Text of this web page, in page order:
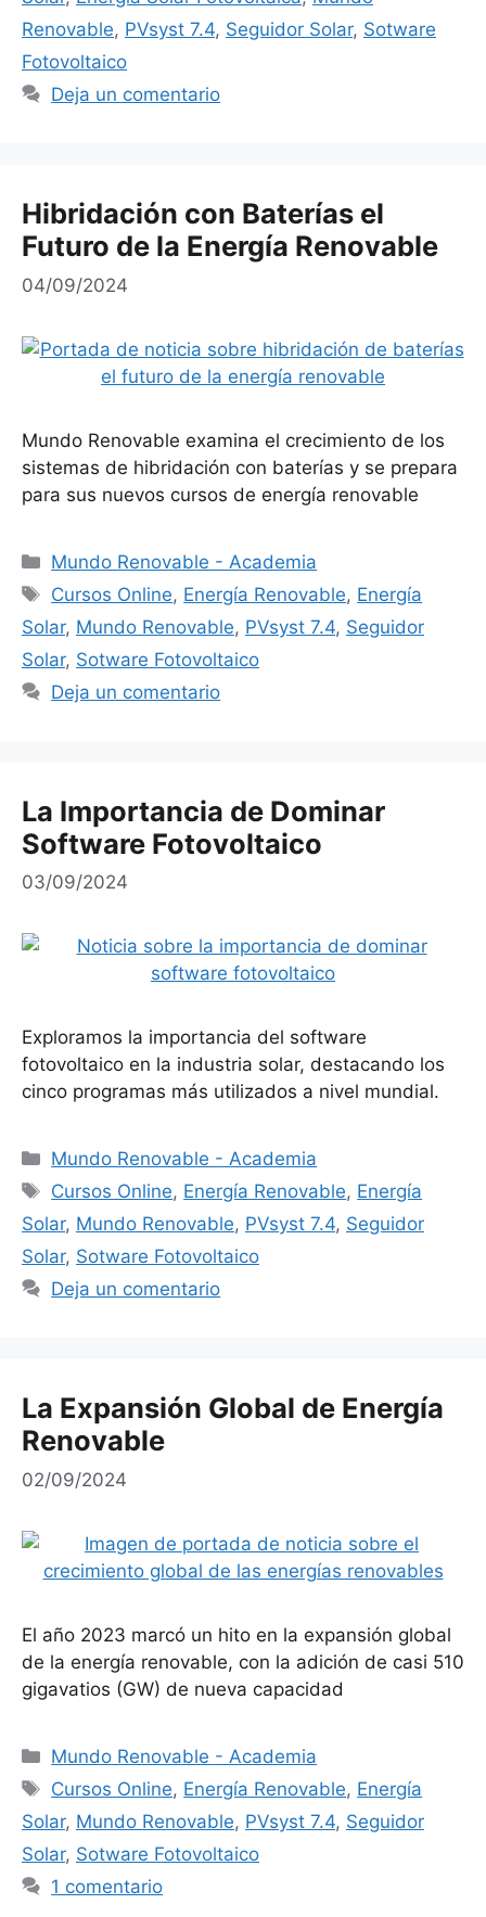
Renovable, PVsyst 7.4, Seguidor Solar, Sotware
Fotovoltaico
Deja un comentario
Hibridación con Baterías el
Futuro de la Energía Renovable
04/09/2024
Mundo Renovable examina el crecimiento de los
sistemas de hibridación con baterías y se prepara
para sus nuevos cursos de energía renovable
Categorías
Mundo Renovable - Academia
Etiquetas
Cursos Online, Energía Renovable, Energía
Solar, Mundo Renovable, PVsyst 7.4, Seguidor
Solar, Sotware Fotovoltaico
Deja un comentario
La Importancia de Dominar
Software Fotovoltaico
03/09/2024
Exploramos la importancia del software
fotovoltaico en la industria solar, destacando los
cinco programas más utilizados a nivel mundial.
Categorías
Mundo Renovable - Academia
Etiquetas
Cursos Online, Energía Renovable, Energía
Solar, Mundo Renovable, PVsyst 7.4, Seguidor
Solar, Sotware Fotovoltaico
Deja un comentario
La Expansión Global de Energía
Renovable
02/09/2024
El año 2023 marcó un hito en la expansión global
de la energía renovable, con la adición de casi 510
gigavatios (GW) de nueva capacidad
Categorías
Mundo Renovable - Academia
Etiquetas
Cursos Online, Energía Renovable, Energía
Solar, Mundo Renovable, PVsyst 7.4, Seguidor
Solar, Sotware Fotovoltaico
1 comentario